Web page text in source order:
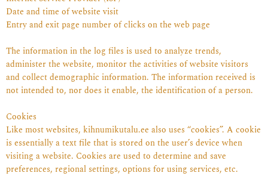
Date and time of website visit
Entry and exit page number of clicks on the web page
The information in the log files is used to analyze trends,
administer the website, monitor the activities of website visitors
and collect demographic information. The information received is
not intended to, nor does it enable, the identification of a person.
Cookies
Like most websites, kihnumikutalu.ee also uses “cookies”. A cookie
is essentially a text file that is stored on the user’s device when
visiting a website. Cookies are used to determine and save
preferences, regional settings, options for using services, etc.